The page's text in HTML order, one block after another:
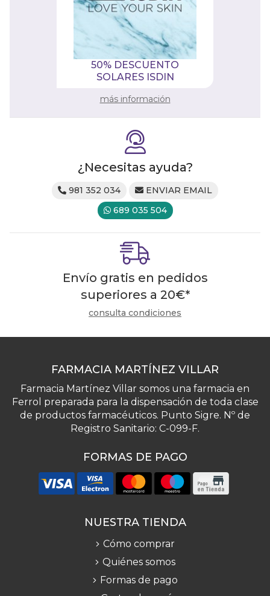
50% DESCUENTO
SOLARES ISDIN
más información
¿Necesitas ayuda?
981 352 034
ENVIAR EMAIL
689 035 504
Envío gratis en pedidos
superiores a 20€*
consulta condiciones
FARMACIA MARTÍNEZ VILLAR
Farmacia Martínez Villar somos una farmacia en
Ferrol preparada para la dispensación de toda clase
de productos farmacéuticos. Punto Sigre. Nº de
Registro Sanitario: C-099-F.
FORMAS DE PAGO
NUESTRA TIENDA
Cómo comprar
Quiénes somos
Formas de pago